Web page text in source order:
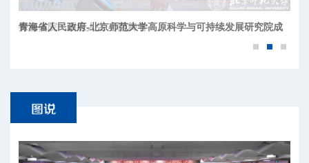
青海省人民政府-北京师范大学高原科学与可持续发展研究院成